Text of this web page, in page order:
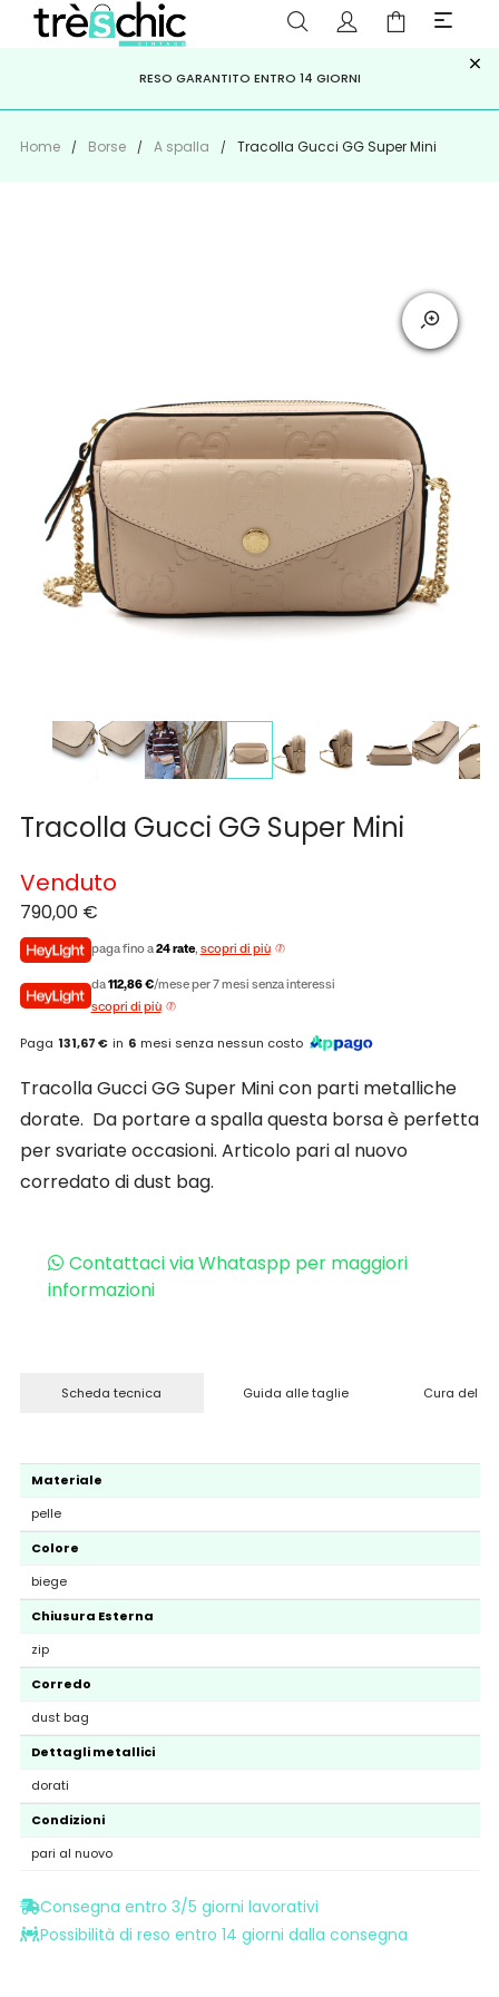
PAGA A RATE CONKLARNA,HEYLIGHT, APPAGO
ISCRIVITI ALLA NEWSLETTER PER NON PERDERE SCONTI E
OFFERTE IMPERDIBILI!
RESO GARANTITO ENTRO 14 GIORNI ×
Home Borse A spalla Tracolla Gucci GG Super Mini
Tracolla Gucci GG Super Mini
790,00 €
paga fino a24 rate, scopri di più
da112,86 €/mese per 7 mesi senza interessi
scopri di più
Paga 131,67 € in 6 mesi senza nessun costo
Venduto
Tracolla Gucci GG Super Mini con parti metalliche
dorate. Da portare a spalla questa borsa è perfetta
per svariate occasioni. Articolo pari al nuovo
corredato di dust bag.
Contattaci via Whataspp per maggiori
informazioni
Scheda tecnica Guida alle taglie Cura del
Materiale
pelle
Colore
biege
Chiusura Esterna
zip
Corredo
dust bag
Dettagli metallici
dorati
Condizioni
pari al nuovo
Consegna entro 3/5 giorni lavorativi
Possibilità di reso entro 14 giorni dalla consegna